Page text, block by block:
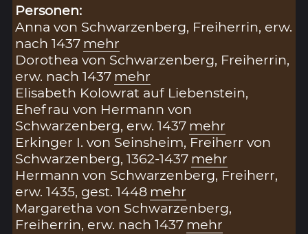
Personen:
Anna von Schwarzenberg, Freiherrin, erw.
nach 1437 mehr
Dorothea von Schwarzenberg, Freiherrin,
erw. nach 1437 mehr
Elisabeth Kolowrat auf Liebenstein,
Ehefrau von Hermann von
Schwarzenberg, erw. 1437 mehr
Erkinger I. von Seinsheim, Freiherr von
Schwarzenberg, 1362-1437 mehr
Hermann von Schwarzenberg, Freiherr,
erw. 1435, gest. 1448 mehr
Margaretha von Schwarzenberg,
Freiherrin, erw. nach 1437 mehr